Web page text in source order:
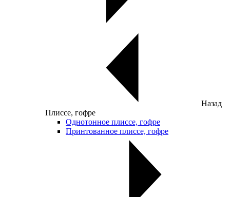
Назад
Плиссе, гофре
Однотонное плиссе, гофре
Принтованное плиссе, гофре